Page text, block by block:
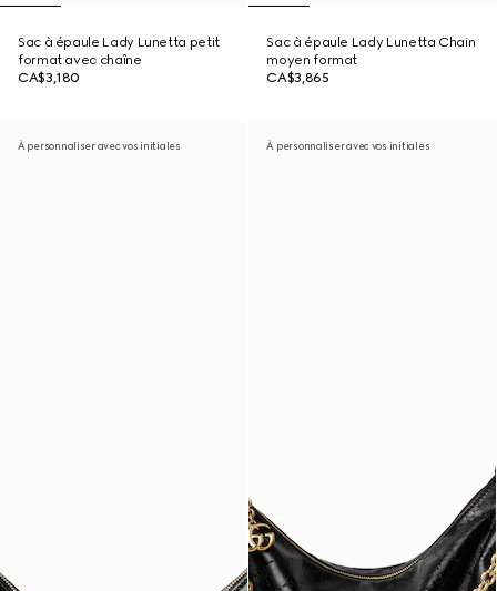
Sac à épaule Lady Lunetta petit
format avec chaîne
CA$3,180
Sac à épaule Lady Lunetta Chain
moyen format
CA$3,865
À personnaliser avec vos initiales À personnaliser avec vos initiales